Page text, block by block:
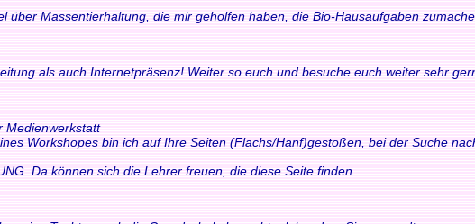
über Massentierhaltung, die mir geholfen haben, die Bio-Hausaufgaben
als auch Internetpräsenz! Weiter so euch und besuche euch weiter sehr
Medienwerkstatt
Workshopes bin ich auf Ihre Seiten (Flachs/Hanf)gestoßen, bei der Suche
Da können sich die Lehrer freuen, die diese Seite finden.